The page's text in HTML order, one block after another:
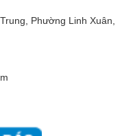
Phường Linh Xuân,